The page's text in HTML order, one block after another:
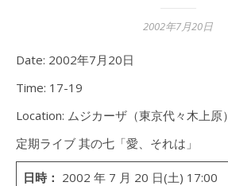
2002年7月20日
Date: 2002年7月20日
Time: 17-19
Location: ムジカーザ（東京代々木上原）
定期ライブ 其の七「愛、それは」
日時： 2002 年 7 月 20 日(土) 17:00